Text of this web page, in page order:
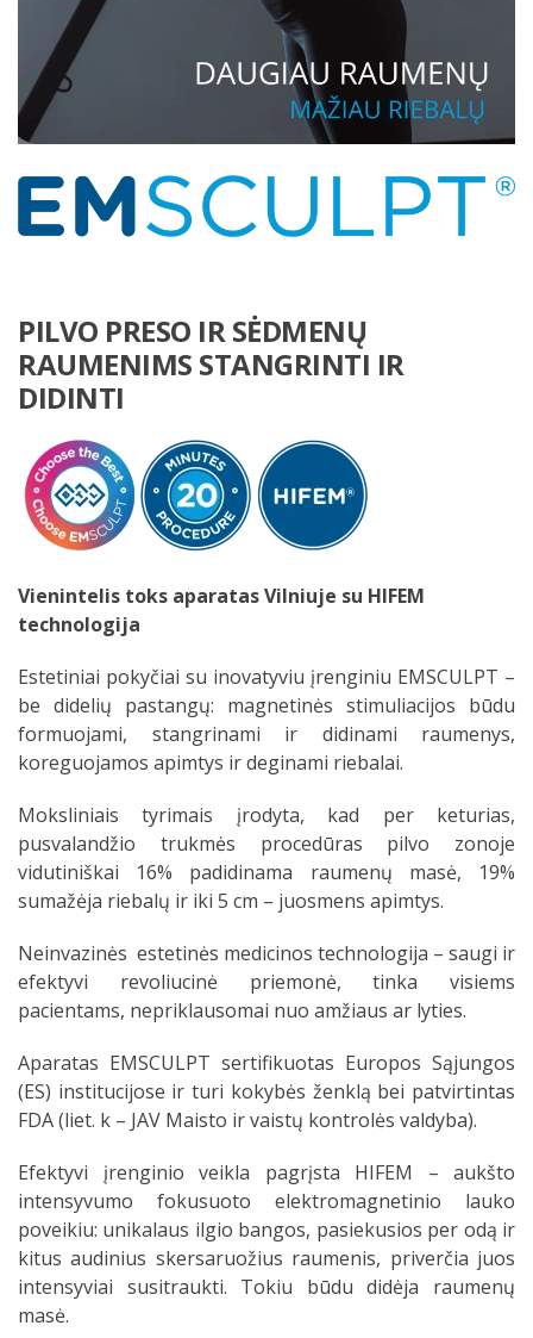
PILVO PRESO IR SĖDMENŲ
RAUMENIMS STANGRINTI IR
DIDINTI
Vienintelis toks aparatas Vilniuje su HIFEM
technologija
Estetiniai pokyčiai su inovatyviu įrenginiu EMSCULPT –
be didelių pastangų: magnetinės stimuliacijos būdu
formuojami, stangrinami ir didinami raumenys,
koreguojamos apimtys ir deginami riebalai.
Moksliniais tyrimais įrodyta, kad per keturias,
pusvalandžio trukmės procedūras pilvo zonoje
vidutiniškai 16% padidinama raumenų masė, 19%
sumažėja riebalų ir iki 5 cm – juosmens apimtys.
Neinvazinės estetinės medicinos technologija – saugi ir
efektyvi revoliucinė priemonė, tinka visiems
pacientams, nepriklausomai nuo amžiaus ar lyties.
Aparatas EMSCULPT sertifikuotas Europos Sąjungos
(ES) institucijose ir turi kokybės ženklą bei patvirtintas
FDA (liet. k – JAV Maisto ir vaistų kontrolės valdyba).
Efektyvi įrenginio veikla pagrįsta HIFEM – aukšto
intensyvumo fokusuoto elektromagnetinio lauko
poveikiu: unikalaus ilgio bangos, pasiekusios per odą ir
kitus audinius skersaruožius raumenis, priverčia juos
intensyviai susitraukti. Tokiu būdu didėja raumenų
masė.